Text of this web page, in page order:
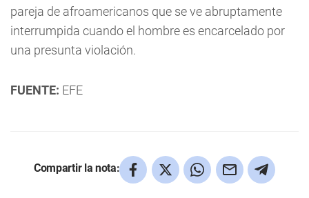
pareja de afroamericanos que se ve abruptamente
interrumpida cuando el hombre es encarcelado por
una presunta violación.
FUENTE: EFE
Compartir la nota: